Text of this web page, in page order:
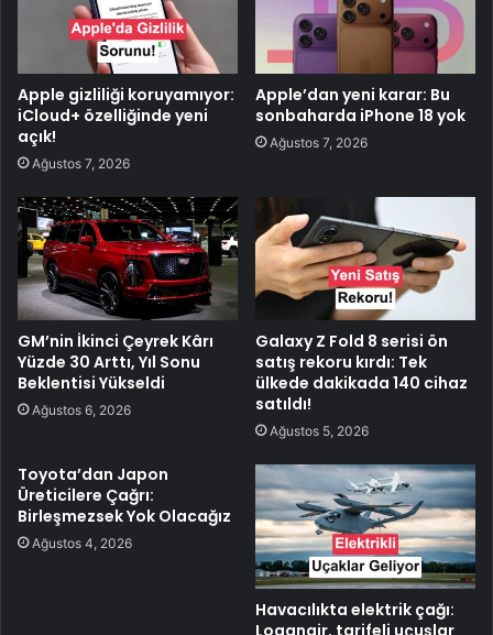
Apple gizliliği koruyamıyor:
iCloud+ özelliğinde yeni
açık!
Ağustos 7, 2026
Apple’dan yeni karar: Bu
sonbaharda iPhone 18 yok
Ağustos 7, 2026
GM’nin İkinci Çeyrek Kârı
Yüzde 30 Arttı, Yıl Sonu
Beklentisi Yükseldi
Ağustos 6, 2026
Galaxy Z Fold 8 serisi ön
satış rekoru kırdı: Tek
ülkede dakikada 140 cihaz
satıldı!
Ağustos 5, 2026
Toyota’dan Japon
Üreticilere Çağrı:
Birleşmezsek Yok Olacağız
Ağustos 4, 2026
Havacılıkta elektrik çağı: